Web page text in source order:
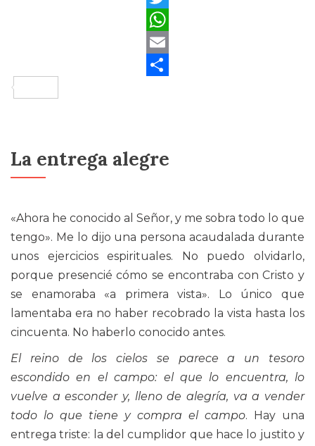
Twitter
WhatsApp
Email
La entrega alegre
«Ahora he conocido al Señor, y me sobra todo lo que
tengo». Me lo dijo una persona acaudalada durante
unos ejercicios espirituales. No puedo olvidarlo,
porque presencié cómo se encontraba con Cristo y
se enamoraba «a primera vista». Lo único que
lamentaba era no haber recobrado la vista hasta los
cincuenta. No haberlo conocido antes.
El reino de los cielos se parece a un tesoro
escondido en el campo: el que lo encuentra, lo
vuelve a esconder y, lleno de alegría, va a vender
todo lo que tiene y compra el campo. Hay una
entrega triste: la del cumplidor que hace lo justito y